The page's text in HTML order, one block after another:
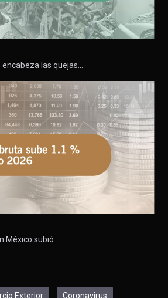
las quejas…
México subió…
Exterior Coronavirus